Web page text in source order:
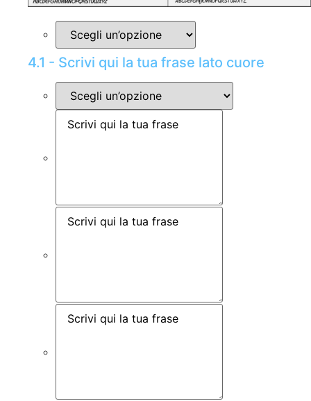
4.1 - Scrivi qui la tua frase lato cuore